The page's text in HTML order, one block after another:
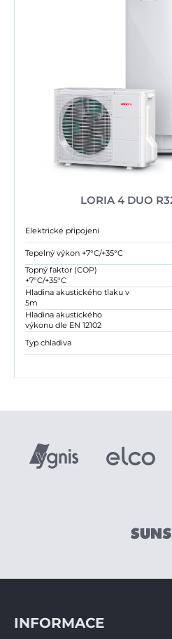
LORIA 4 DUO
Elektrické připojení
Tepelný výkon +7°C/+35°C
Topný faktor (COP)
+7°C/+35°C
Hladina akustického tlaku v
5m
Hladina akustického
výkonu dle EN 12102
Typ chladiva
INFORMACE